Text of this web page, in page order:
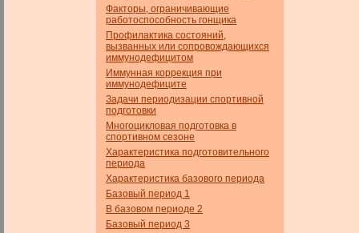
Факторы, ограничивающие
работоспособность гонщика
Профилактика состояний,
вызванных или сопровождающихся
иммунодефицитом
Иммунная коррекция при
иммунодефиците
Задачи периодизации спортивной
подготовки
Многоцикловая подготовка в
спортивном сезоне
Характеристика подготовительного
периода
Характеристика базового периода
Базовый период 1
В базовом периоде 2
Базовый период 3